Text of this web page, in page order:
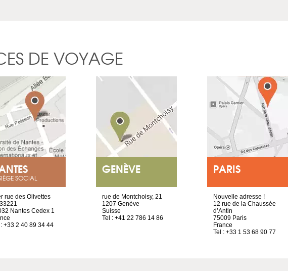
DE VOYAGE
SOCIAL
rue des Olivettes
Nantes Cedex 1
+33 2 40 89 34 44
GENÈVE
rue de Montchoisy, 21
1207 Genève
Suisse
Tel : +41 22 786 14 86
PARIS
Nouvelle adresse !
12 rue de la Chaussée
d’Antin
75009 Paris
France
Tel : +33 1 53 68 90 77